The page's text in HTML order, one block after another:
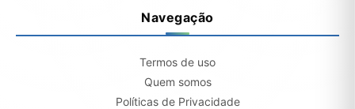
Navegação
Termos de uso
Quem somos
Políticas de Privacidade